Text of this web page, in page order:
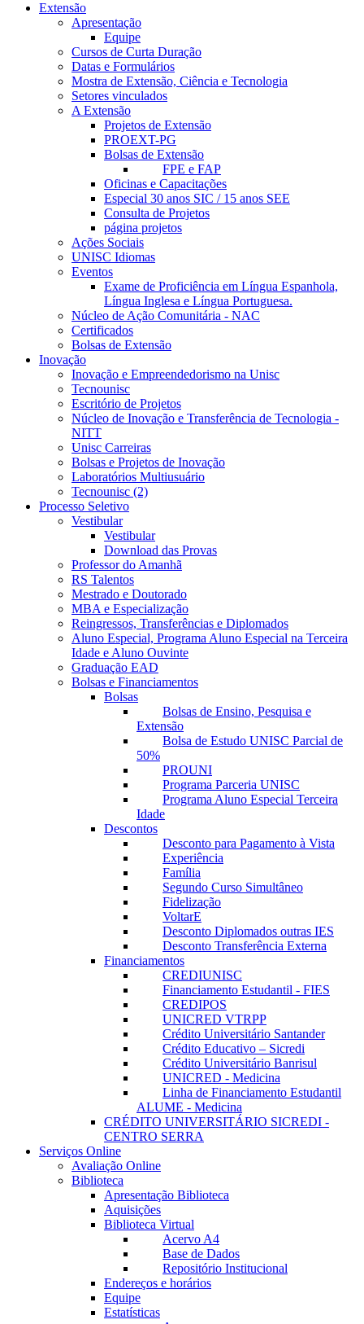
Extensão
Apresentação
Equipe
Cursos de Curta Duração
Datas e Formulários
Mostra de Extensão, Ciência e Tecnologia
Setores vinculados
A Extensão
Projetos de Extensão
PROEXT-PG
Bolsas de Extensão
FPE e FAP
Oficinas e Capacitações
Especial 30 anos SIC / 15 anos SEE
Consulta de Projetos
página projetos
Ações Sociais
UNISC Idiomas
Eventos
Exame de Proficiência em Língua Espanhola,
Língua Inglesa e Língua Portuguesa.
Núcleo de Ação Comunitária - NAC
Certificados
Bolsas de Extensão
Inovação
Inovação e Empreendedorismo na Unisc
Tecnounisc
Escritório de Projetos
Núcleo de Inovação e Transferência de Tecnologia -
NITT
Unisc Carreiras
Bolsas e Projetos de Inovação
Laboratórios Multiusuário
Tecnounisc (2)
Processo Seletivo
Vestibular
Vestibular
Download das Provas
Professor do Amanhã
RS Talentos
Mestrado e Doutorado
MBA e Especialização
Reingressos, Transferências e Diplomados
Aluno Especial, Programa Aluno Especial na Terceira
Idade e Aluno Ouvinte
Graduação EAD
Bolsas e Financiamentos
Bolsas
Bolsas de Ensino, Pesquisa e
Extensão
Bolsa de Estudo UNISC Parcial de
50%
PROUNI
Programa Parceria UNISC
Programa Aluno Especial Terceira
Idade
Descontos
Desconto para Pagamento à Vista
Experiência
Família
Segundo Curso Simultâneo
Fidelização
VoltarE
Desconto Diplomados outras IES
Desconto Transferência Externa
Financiamentos
CREDIUNISC
Financiamento Estudantil - FIES
CREDIPOS
UNICRED VTRPP
Crédito Universitário Santander
Crédito Educativo – Sicredi
Crédito Universitário Banrisul
UNICRED - Medicina
Linha de Financiamento Estudantil
ALUME - Medicina
CRÉDITO UNIVERSITÁRIO SICREDI -
CENTRO SERRA
Serviços Online
Avaliação Online
Biblioteca
Apresentação Biblioteca
Aquisições
Biblioteca Virtual
Acervo A4
Base de Dados
Repositório Institucional
Endereços e horários
Equipe
Estatísticas